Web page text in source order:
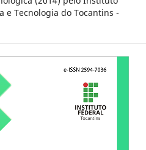
e Tecnologia do Tocantins -